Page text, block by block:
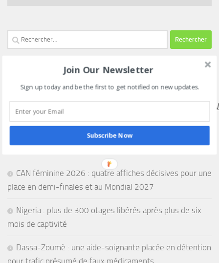
Rechercher :
LIEN
HTTPS://WHATSAPP.COM/CHANNEL/
CAN féminine 2026 : quatre affiches décisives pour une
place en demi-finales et au Mondial 2027
Nigeria : plus de 300 otages libérés après plus de six
mois de captivité
Dassa-Zoumè : une aide-soignante placée en détention
pour trafic présumé de faux médicaments
Join Our Newsletter
Sign up today and be the first to get notified on new updates.
Subscribe Now